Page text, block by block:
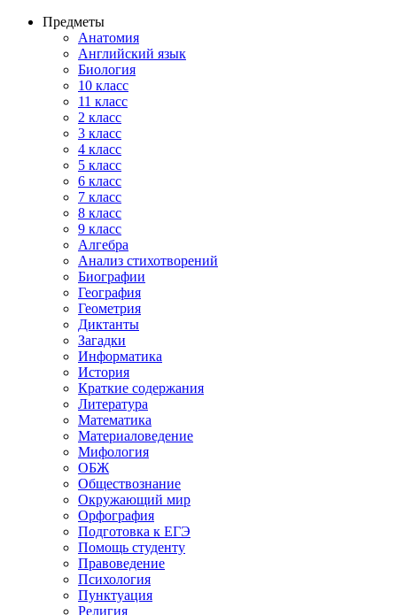
Предметы
Анатомия
Английский язык
Биология
10 класс
11 класс
2 класс
3 класс
4 класс
5 класс
6 класс
7 класс
8 класс
9 класс
Алгебра
Анализ стихотворений
Биографии
География
Геометрия
Диктанты
Загадки
Информатика
История
Краткие содержания
Литература
Математика
Материаловедение
Мифология
ОБЖ
Обществознание
Окружающий мир
Орфография
Подготовка к ЕГЭ
Помощь студенту
Правоведение
Психология
Пунктуация
Религия